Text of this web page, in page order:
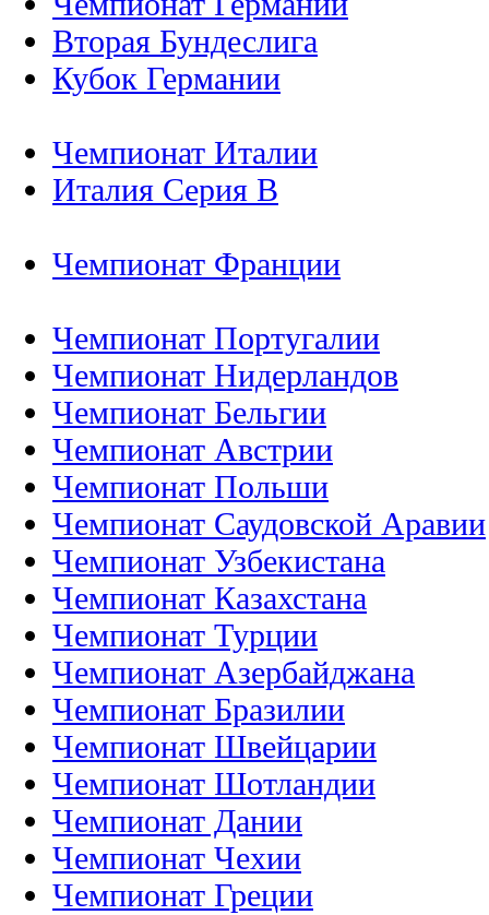
Вторая Бундеслига
Кубок Германии
Чемпионат Италии
Италия Серия B
Чемпионат Франции
Чемпионат Португалии
Чемпионат Нидерландов
Чемпионат Бельгии
Чемпионат Австрии
Чемпионат Польши
Чемпионат Саудовской Аравии
Чемпионат Узбекистана
Чемпионат Казахстана
Чемпионат Турции
Чемпионат Азербайджана
Чемпионат Бразилии
Чемпионат Швейцарии
Чемпионат Шотландии
Чемпионат Дании
Чемпионат Чехии
Чемпионат Греции